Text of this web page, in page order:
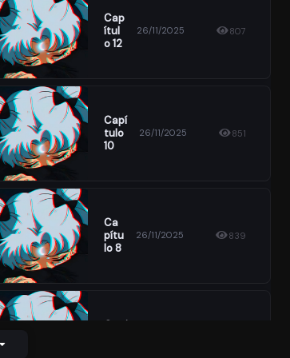
Cap
Ítul
O 12
26/11/2025 807
Capí
Tulo
10
26/11/2025 851
Ca
Pítu
Lo 8
26/11/2025 839
Capí